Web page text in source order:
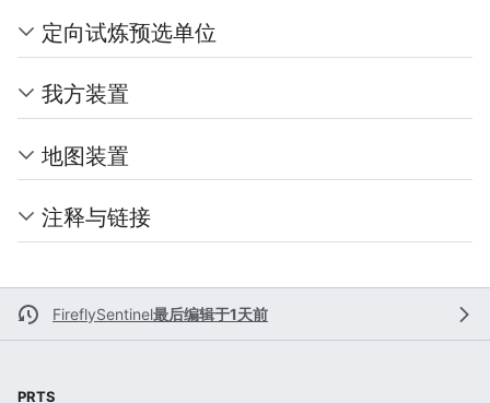
定向试炼预选单位
我方装置
地图装置
注释与链接
FireflySentinel最后编辑于1天前
PRTS